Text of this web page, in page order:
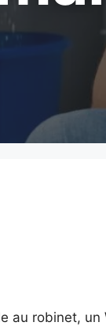
au robinet, un